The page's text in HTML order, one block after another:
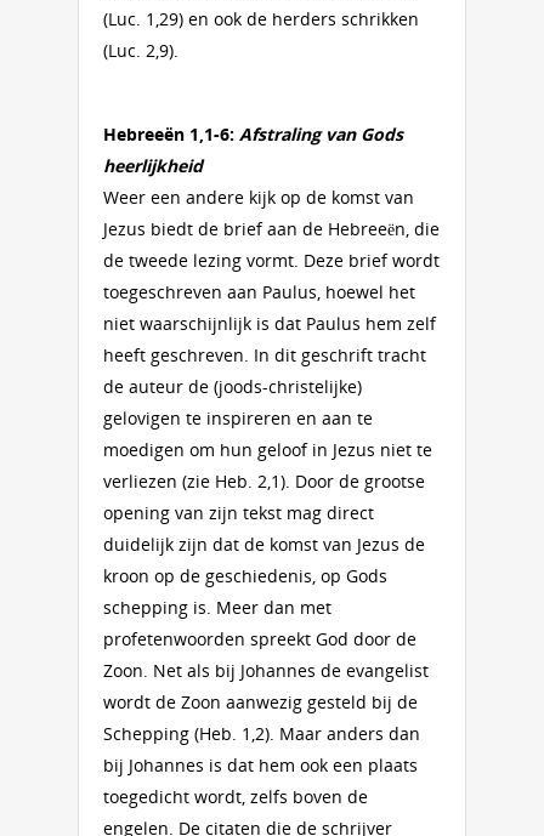
(Luc. 1,29) en ook de herders schrikken
(Luc. 2,9).
Hebreeën 1,1-6: Afstraling van Gods
heerlijkheid
Weer een andere kijk op de komst van
Jezus biedt de brief aan de Hebreeën, die
de tweede lezing vormt. Deze brief wordt
toegeschreven aan Paulus, hoewel het
niet waarschijnlijk is dat Paulus hem zelf
heeft geschreven. In dit geschrift tracht
de auteur de (joods-christelijke)
gelovigen te inspireren en aan te
moedigen om hun geloof in Jezus niet te
verliezen (zie Heb. 2,1). Door de grootse
opening van zijn tekst mag direct
duidelijk zijn dat de komst van Jezus de
kroon op de geschiedenis, op Gods
schepping is. Meer dan met
profetenwoorden spreekt God door de
Zoon. Net als bij Johannes de evangelist
wordt de Zoon aanwezig gesteld bij de
Schepping (Heb. 1,2). Maar anders dan
bij Johannes is dat hem ook een plaats
toegedicht wordt, zelfs boven de
engelen. De citaten die de schrijver